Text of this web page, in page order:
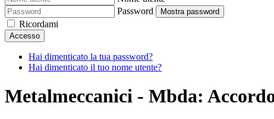
Password
Mostra password
Ricordami
Accesso
Hai dimenticato la tua password?
Hai dimenticato il tuo nome utente?
Metalmeccanici - Mbda: